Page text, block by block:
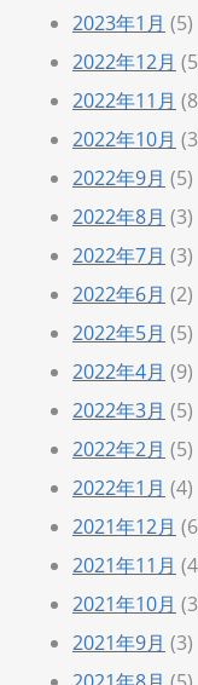
2023年1月 (5)
2022年12月
2022年11月
2022年10月
2022年9月 (5)
2022年8月 (3)
2022年7月 (3)
2022年6月 (2)
2022年5月 (5)
2022年4月 (9)
2022年3月 (5)
2022年2月 (5)
2022年1月 (4)
2021年12月
2021年11月
2021年10月
2021年9月 (3)